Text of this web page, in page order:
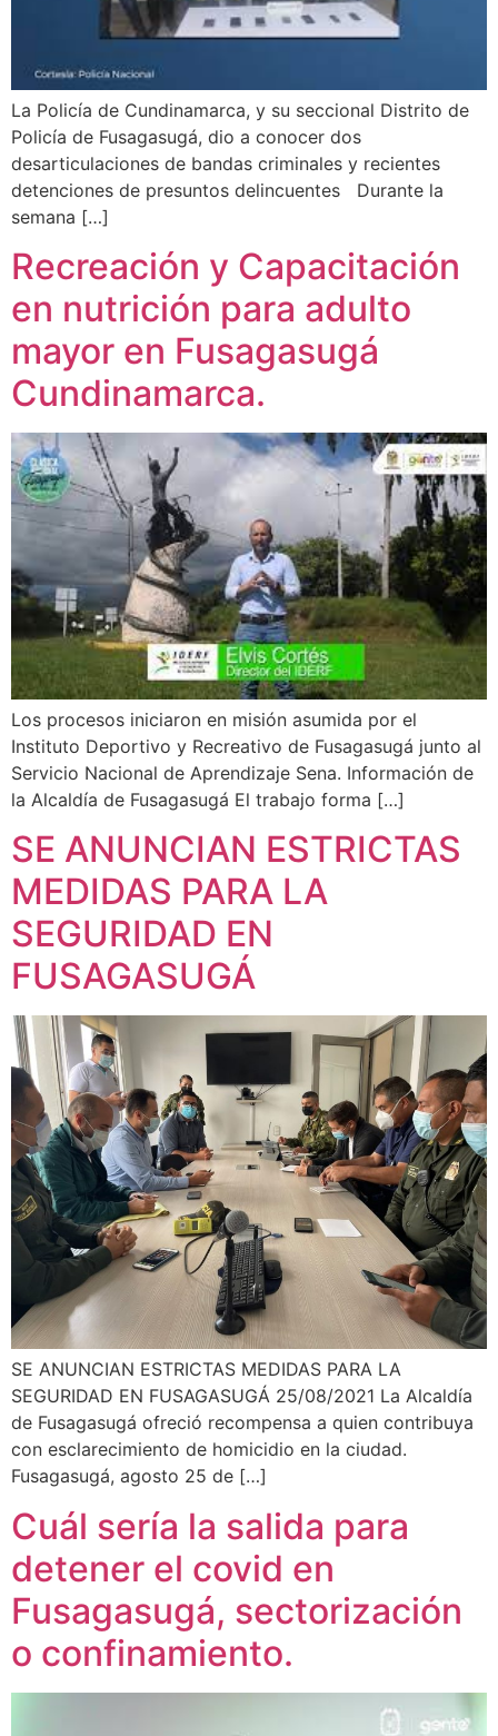
La Policía de Cundinamarca, y su seccional Distrito de
Policía de Fusagasugá, dio a conocer dos
desarticulaciones de bandas criminales y recientes
detenciones de presuntos delincuentes Durante la
semana […]
Recreación y Capacitación
en nutrición para adulto
mayor en Fusagasugá
Cundinamarca.
Los procesos iniciaron en misión asumida por el
Instituto Deportivo y Recreativo de Fusagasugá junto al
Servicio Nacional de Aprendizaje Sena. Información de
la Alcaldía de Fusagasugá El trabajo forma […]
SE ANUNCIAN ESTRICTAS
MEDIDAS PARA LA
SEGURIDAD EN
FUSAGASUGÁ
SE ANUNCIAN ESTRICTAS MEDIDAS PARA LA
SEGURIDAD EN FUSAGASUGÁ 25/08/2021 La Alcaldía
de Fusagasugá ofreció recompensa a quien contribuya
con esclarecimiento de homicidio en la ciudad.
Fusagasugá, agosto 25 de […]
Cuál sería la salida para
detener el covid en
Fusagasugá, sectorización
o confinamiento.